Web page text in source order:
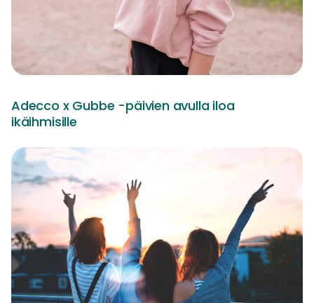
Adecco x Gubbe -päivien avulla iloa
ikäihmisille